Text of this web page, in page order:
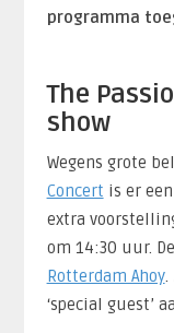
programma
The
show
Wegens grote
Concert is er
extra
om 14:30 uur.
Rotterdam Ahoy.
‘special guest’